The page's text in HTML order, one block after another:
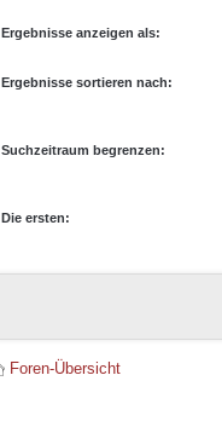
Ergebnisse anzeigen als:
Ergebnisse sortieren nach:
Suchzeitraum begrenzen:
Die ersten:
Foren-Übersicht